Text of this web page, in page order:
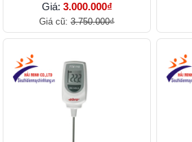
Giá: 3.000.000₫
Giá cũ: 3.750.000₫